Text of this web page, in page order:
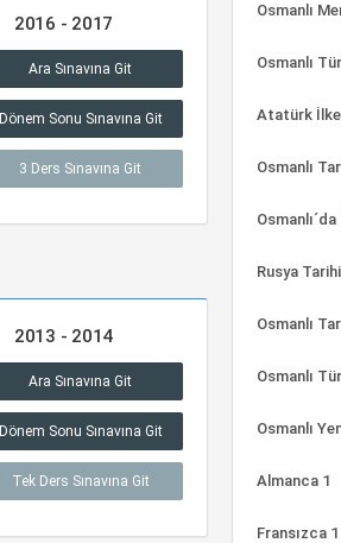
2016 - 2017
Ara Sınavına Git
Dönem Sonu Sınavına Git
3 Ders Sınavına Git
2013 - 2014
Ara Sınavına Git
Dönem Sonu Sınavına Git
Tek Ders Sınavına Git
Osmanlı
Osmanlı
Atatürk
Osmanlı
Rusya Tarihi
Osmanlı
Osmanlı
Osmanlı
Almanca 1
Fransızca 1